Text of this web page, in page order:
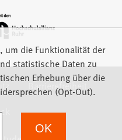
Barrierefreiheit
um die Funktionalität der
statistische Daten zu
Erhebung über die
(Opt-Out).
OK